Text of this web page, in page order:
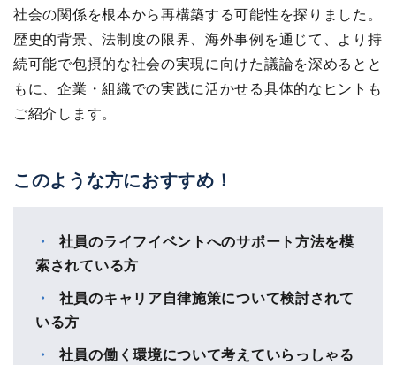
社会の関係を根本から再構築する可能性を探りました。
歴史的背景、法制度の限界、海外事例を通じて、より持
続可能で包摂的な社会の実現に向けた議論を深めるとと
もに、企業・組織での実践に活かせる具体的なヒントも
ご紹介します。
このような方におすすめ！
社員のライフイベントへのサポート方法を模
索されている方
社員のキャリア自律施策について検討されて
いる方
社員の働く環境について考えていらっしゃる